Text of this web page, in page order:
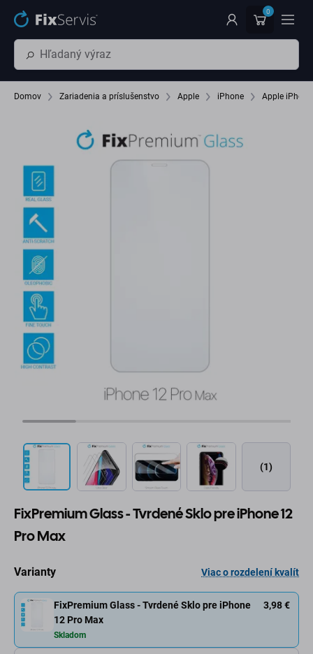
Preskočiť na hlavný obsah 0
Domov Zariadenia a príslušenstvo Apple iPhone Apple
(1)
FixPremium Glass - Tvrdené Sklo pre iPhone 12
Pro Max
Varianty Viac o rozdelení kvalít
FixPremium Glass - Tvrdené Sklo pre iPhone
12 Pro Max
3,98 €
Skladom